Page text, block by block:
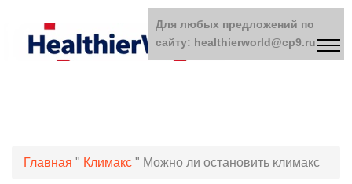
Главная " Климакс " Можно ли остановить климакс
Для любых предложений по
сайту: healthierworld@cp9.ru